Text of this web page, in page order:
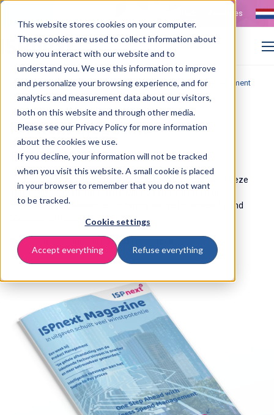
This website stores cookies on your computer.
These cookies are used to collect information about
how you interact with our website and to
understand you. We use this information to improve
and personalize your browsing experience, and for
analytics and measurement data about our visitors,
both on this website and through other media.
Please see our Privacy Policy for more information
about the cookies we use.
If you decline, your information will not be tracked
when you visit this website. A small cookie is placed
in your browser to remember that you do not want
to be tracked.
Cookie settings
Accept everything Refuse everything
Vacatures
Home >Resources>ISPnext Magazine: Business Spend Management
ISPnext magazine
19 December 2024
Welkom bij de eerste editie van het ISPnext magazine! In deze
editie nemen we je mee in de wereld van ISPnext en de
ontwikkelingen, kansen en uitdaging van het Business Spend
Management platform voor jou.
Download hieronder het ISPnext magazine: